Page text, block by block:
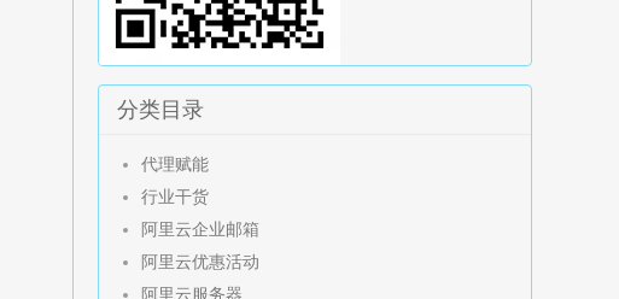
分类目录
代理赋能
行业干货
阿里云企业邮箱
阿里云优惠活动
阿里云服务器